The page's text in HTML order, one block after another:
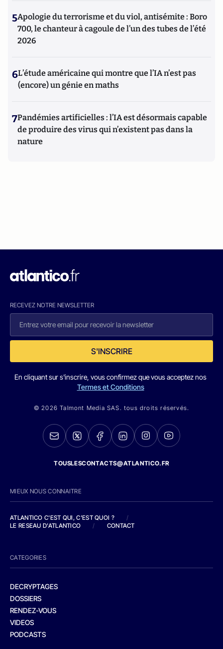
5Apologie du terrorisme et du viol, antisémite : Boro
700, le chanteur à cagoule de l’un des tubes de l’été
2026
6L’étude américaine qui montre que l’IA n’est pas
(encore) un génie en maths
7Pandémies artificielles : l’IA est désormais capable
de produire des virus qui n’existent pas dans la
nature
RECEVEZ NOTRE NEWSLETTER
S'INSCRIRE
En cliquant sur s'inscrire, vous confirmez que vous acceptez nos
Termes et Conditions
© 2026 Talmont Media SAS. tous droits réservés.
TOUSLESCONTACTS@ATLANTICO.FR
MIEUX NOUS CONNAITRE
ATLANTICO C'EST QUI, C'EST QUOI ?
/
LE RESEAU D'ATLANTICO
/ CONTACT
CATEGORIES
DECRYPTAGES
DOSSIERS
RENDEZ-VOUS
VIDEOS
PODCASTS